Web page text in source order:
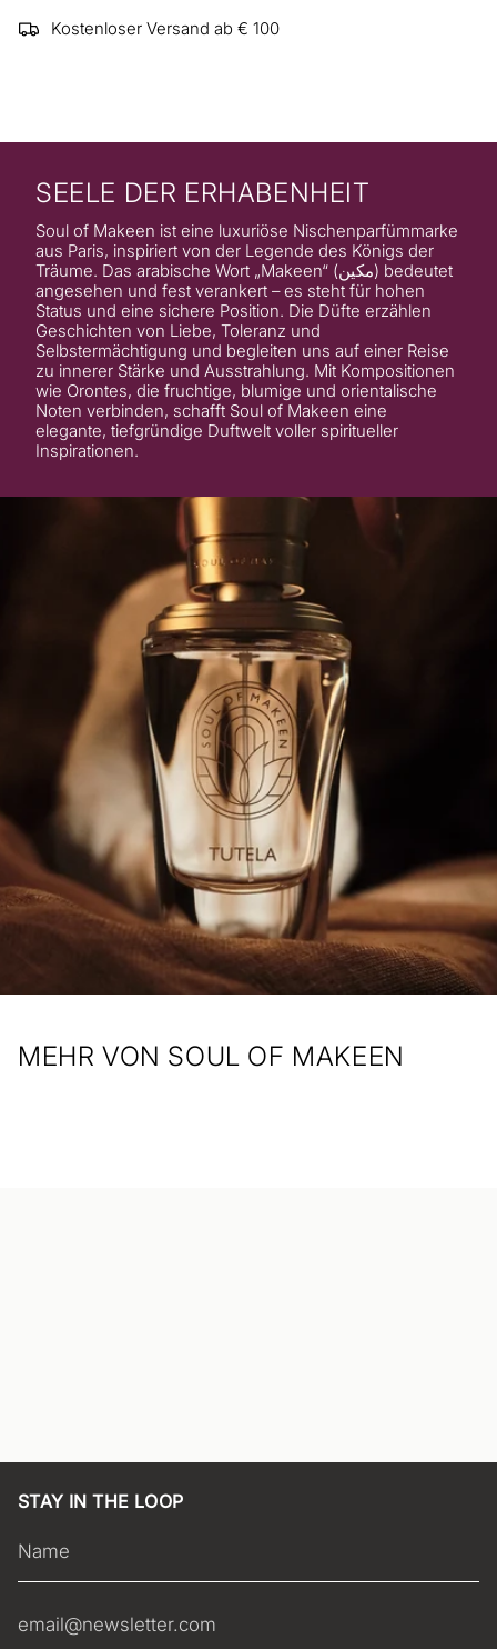
Kostenloser Versand ab € 100
SEELE DER ERHABENHEIT
Soul of Makeen ist eine luxuriöse Nischenparfümmarke
aus Paris, inspiriert von der Legende des Königs der
Träume. Das arabische Wort „Makeen“ (مكين) bedeutet
angesehen und fest verankert – es steht für hohen
Status und eine sichere Position. Die Düfte erzählen
Geschichten von Liebe, Toleranz und
Selbstermächtigung und begleiten uns auf einer Reise
zu innerer Stärke und Ausstrahlung. Mit Kompositionen
wie Orontes, die fruchtige, blumige und orientalische
Noten verbinden, schafft Soul of Makeen eine
elegante, tiefgründige Duftwelt voller spiritueller
Inspirationen.
MEHR VON SOUL OF MAKEEN
STAY IN THE LOOP